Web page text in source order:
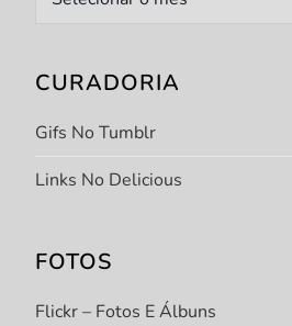
CURADORIA
Gifs No Tumblr
Links No Delicious
FOTOS
Flickr – Fotos E Álbuns